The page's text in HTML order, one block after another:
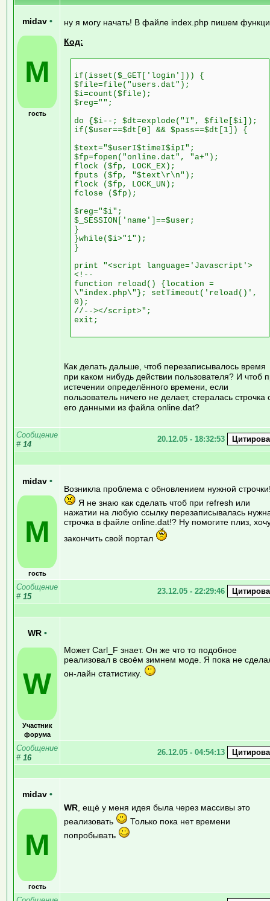
midav •
M
гость
ну я могу начать! В файле index.php пишем
Код:
if(isset($_GET['login'])) {
$file=file("users.dat");
$i=count($file);
$reg="";
do {$i--; $dt=explode("I", $file[$i]);
if($user==$dt[0] && $pass==$dt[1]) {
$text="$userI$timeI$ipI";
$fp=fopen("online.dat", "a+");
flock ($fp, LOCK_EX);
fputs ($fp, "$text\r\n");
flock ($fp, LOCK_UN);
fclose ($fp);
$reg="$i";
$_SESSION['name']==$user;
}
}while($i>"1");
}
print "<script language='Javascript'>
<!--
function reload() {location =
\"index.php\"}; setTimeout('reload()',
0);
//--></script>";
exit;
Как делать дальше, чтоб перезаписывалось время
при каком нибудь действии пользователя? И чтоб
истечении определённого времени, если
пользователь ничего не делает, стералась строчка
его данными из файла online.dat?
Сообщение
# 14
20.12.05 - 18:32:53
midav •
M
гость
Возникла проблема с обновлением нужной
Я не знаю как сделать чтоб при refresh или
нажатии на любую ссылку перезаписывалась
строчка в файле online.dat!? Ну помогите плиз,
закончить свой портал
Сообщение
# 15
23.12.05 - 22:29:46
WR •
W
Участник
форума
Может Carl_F знает. Он же что то подобное
реализовал в своём зимнем моде. Я пока не
он-лайн статистику.
Сообщение
# 16
26.12.05 - 04:54:13
midav •
M
гость
WR , ещё у меня идея была через массивы это
реализовать
Только пока нет времени
попробывать